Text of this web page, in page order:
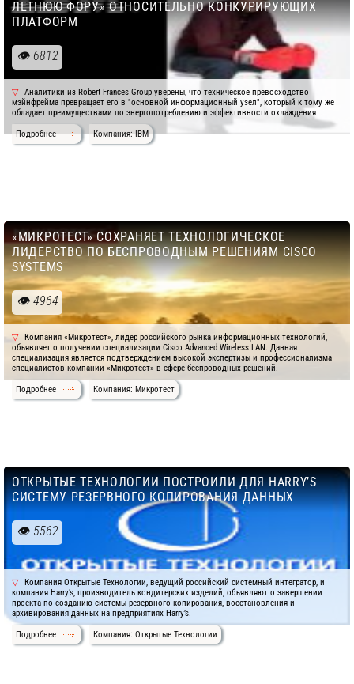
ЛЕТНЮЮ ФОРУ» ОТНОСИТЕЛЬНО КОНКУРИРУЮЩИХ
ПЛАТФОРМ
6812
Аналитики из Robert Frances Group уверены, что техническое превосходство
мэйнфрейма превращает его в "основной информационный узел", который к тому же
обладает преимуществами по энергопотреблению и эффективности охлаждения
Подробнее Компания: IBM
«МИКРОТЕСТ» СОХРАНЯЕТ ТЕХНОЛОГИЧЕСКОЕ
ЛИДЕРСТВО ПО БЕСПРОВОДНЫМ РЕШЕНИЯМ CISCO
SYSTEMS
4964
Компания «Микротест», лидер российского рынка информационных технологий,
объявляет о получении специализации Cisco Advanced Wireless LAN. Данная
специализация является подтверждением высокой экспертизы и профессионализма
специалистов компании «Микротест» в сфере беспроводных решений.
Подробнее Компания: Микротест
ОТКРЫТЫЕ ТЕХНОЛОГИИ ПОСТРОИЛИ ДЛЯ HARRY’S
СИСТЕМУ РЕЗЕРВНОГО КОПИРОВАНИЯ ДАННЫХ
5562
Компания Открытые Технологии, ведущий российский системный интегратор, и
компания Harry’s, производитель кондитерских изделий, объявляют о завершении
проекта по созданию системы резервного копирования, восстановления и
архивирования данных на предприятиях Harry’s.
Подробнее Компания: Открытые Технологии